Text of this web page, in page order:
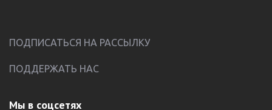
ПОДПИСАТЬСЯ НА РАССЫЛКУ
ПОДДЕРЖАТЬ НАС
Мы в соцсетях